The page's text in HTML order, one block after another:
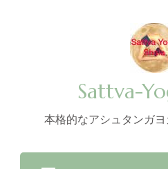
Sattva-
本格的なアシュタンガヨ